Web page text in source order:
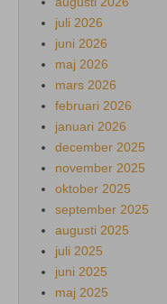
juli 2026
juni 2026
maj 2026
mars 2026
februari 2026
januari 2026
december 2025
november 2025
oktober 2025
september 2025
augusti 2025
juli 2025
juni 2025
maj 2025